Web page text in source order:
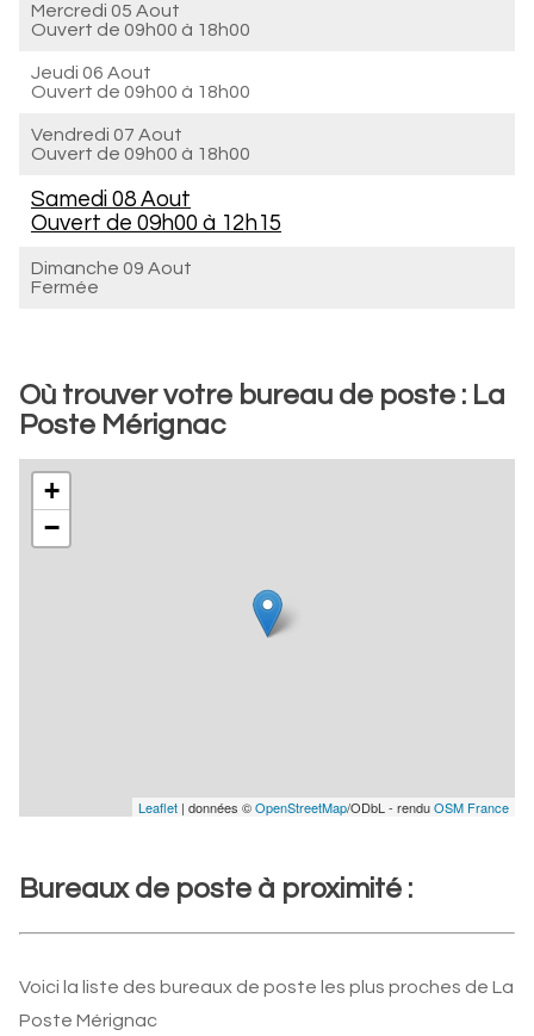
Mercredi 05 Aout
Ouvert de 09h00 à 18h00
Jeudi 06 Aout
Ouvert de 09h00 à 18h00
Vendredi 07 Aout
Ouvert de 09h00 à 18h00
Samedi 08 Aout
Ouvert de 09h00 à 12h15
Dimanche 09 Aout
Fermée
Où trouver votre bureau de poste : La
Poste Mérignac
+
−
Leaflet | données ©OpenStreetMap/ODbL - renduOSM France
Bureaux de poste à proximité :
Voici la liste des bureaux de poste les plus proches de La
Poste Mérignac